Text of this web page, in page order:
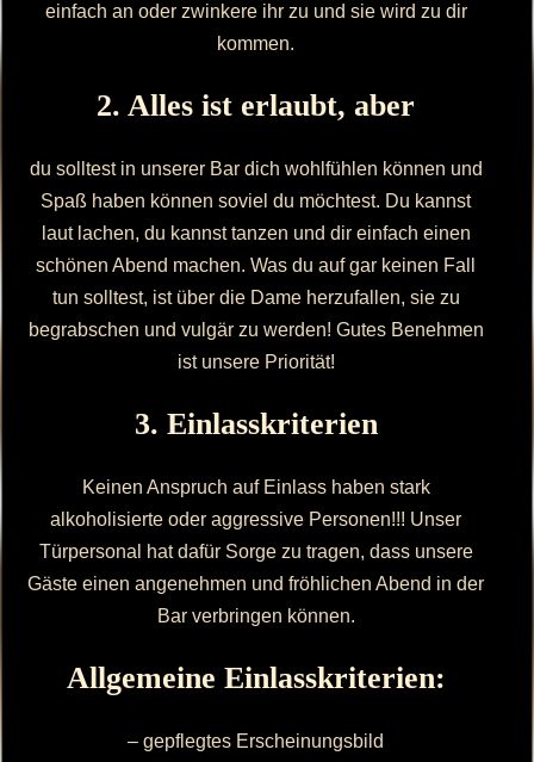
einfach an oder zwinkere ihr zu und sie wird zu dir
kommen.
2. Alles ist erlaubt, aber
du solltest in unserer Bar dich wohlfühlen können und
Spaß haben können soviel du möchtest. Du kannst
laut lachen, du kannst tanzen und dir einfach einen
schönen Abend machen. Was du auf gar keinen Fall
tun solltest, ist über die Dame herzufallen, sie zu
begrabschen und vulgär zu werden! Gutes Benehmen
ist unsere Priorität!
3. Einlasskriterien
Keinen Anspruch auf Einlass haben stark
alkoholisierte oder aggressive Personen!!! Unser
Türpersonal hat dafür Sorge zu tragen, dass unsere
Gäste einen angenehmen und fröhlichen Abend in der
Bar verbringen können.
Allgemeine Einlasskriterien:
– gepflegtes Erscheinungsbild